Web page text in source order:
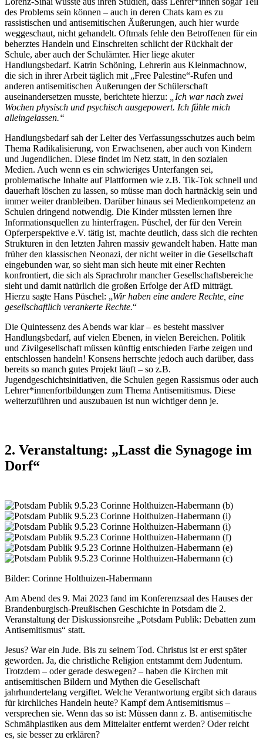
des Problems sein können – auch in deren Chats kam es zu
rassistischen und antisemitischen Äußerungen, auch hier wurde
weggeschaut, nicht gehandelt. Oftmals fehle den Betroffenen für ein
beherztes Handeln und Einschreiten schlicht der Rückhalt der
Schule, aber auch der Schulämter. Hier liege akuter
Handlungsbedarf. Katrin Schöning, Lehrerin aus Kleinmachnow,
die sich in ihrer Arbeit täglich mit „Free Palestine“-Rufen und
anderen antisemitischen Äußerungen der Schülerschaft
auseinandersetzen musste, berichtete hierzu:
„Ich war nach zwei
Wochen physisch und psychisch ausgepowert. Ich fühle mich
alleingelassen.“
Handlungsbedarf sah der Leiter des Verfassungsschutzes auch beim
Thema Radikalisierung, von Erwachsenen, aber auch von Kindern
und Jugendlichen. Diese findet im Netz statt, in den sozialen
Medien. Auch wenn es ein schwieriges Unterfangen sei,
problematische Inhalte auf Plattformen wie z.B. Tik-Tok schnell und
dauerhaft löschen zu lassen, so müsse man doch hartnäckig sein und
immer weiter dranbleiben. Darüber hinaus sei Medienkompetenz an
Schulen dringend notwendig. Die Kinder müssten lernen ihre
Informationsquellen zu hinterfragen. Püschel, der für den Verein
Opferperspektive e.V. tätig ist, machte deutlich, dass sich die rechten
Strukturen in den letzten Jahren massiv gewandelt haben. Hatte man
früher den klassischen Neonazi, der nicht weiter in die Gesellschaft
eingebunden war, so sieht man sich heute mit einer Rechten
konfrontiert, die sich als Sprachrohr mancher Gesellschaftsbereiche
sieht und damit natürlich die großen Erfolge der AfD mitträgt.
Hierzu sagte Hans Püschel: „Wir haben eine andere Rechte, eine
gesellschaftlich verankerte Rechte.“
Die Quintessenz des Abends war klar – es besteht massiver
Handlungsbedarf, auf vielen Ebenen, in vielen Bereichen. Politik
und Zivilgesellschaft müssen künftig entschieden Farbe zeigen und
entschlossen handeln! Konsens herrschte jedoch auch darüber, dass
bereits so manch gutes Projekt läuft – so z.B.
Jugendgeschichtsinitiativen, die Schulen gegen Rassismus oder auch
Lehrer*innenfortbildungen zum Thema Antisemitismus. Diese
weiterzuführen und auszubauen ist nun wichtiger denn je.
2. Veranstaltung: „Lasst die Synagoge im
Dorf“
Bilder: Corinne Holthuizen-Habermann
Am Abend des 9. Mai 2023 fand im Konferenzsaal des Hauses der
Brandenburgisch-Preußischen Geschichte in Potsdam die 2.
Veranstaltung der Diskussionsreihe „Potsdam Publik: Debatten zum
Antisemitismus“ statt.
Jesus? War ein Jude. Bis zu seinem Tod. Christus ist er erst später
geworden. Ja, die christliche Religion entstammt dem Judentum.
Trotzdem – oder gerade deswegen? – haben die Kirchen mit
antisemitischen Bildern und Mythen die Gesellschaft
jahrhundertelang vergiftet. Welche Verantwortung ergibt sich daraus
für kirchliches Handeln heute? Kampf dem Antisemitismus –
versprechen sie. Wenn das so ist: Müssen dann z. B. antisemitische
Schmähplastiken aus dem Mittelalter entfernt werden? Oder reicht
es, sie besser zu erklären?